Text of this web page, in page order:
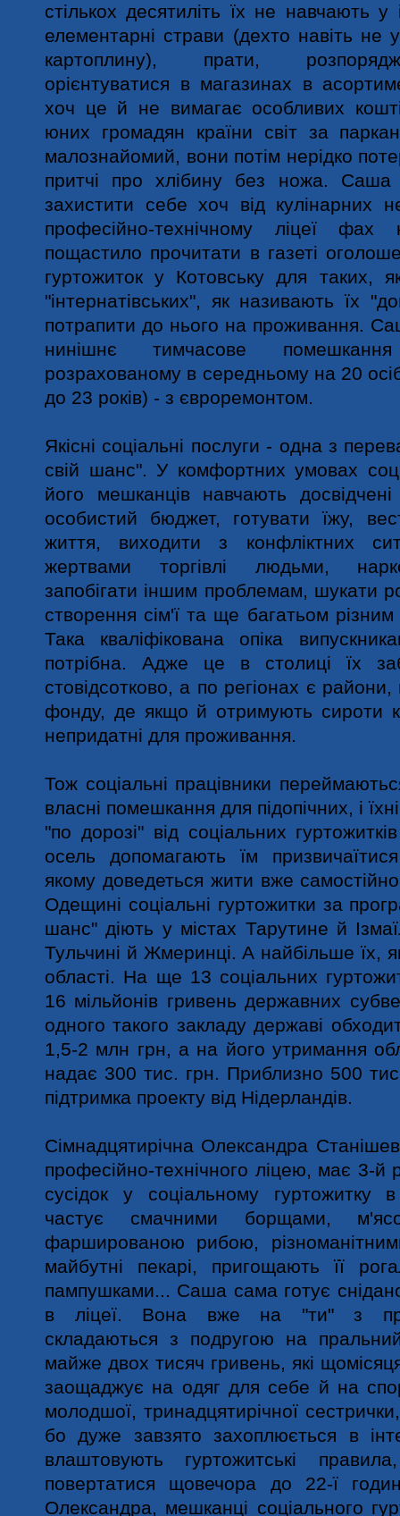
стількох десятиліть їх не навчають у
елементарні страви (дехто навіть не
картоплину), прати,
орієнтуватися в магазинах в
хоч це й не вимагає особливих
юних громадян країни світ за
малознайомий, вони потім нерідко
притчі про хлібину без ножа. Саша
захистити себе хоч від кулінарних
професійно-технічному ліцеї
пощастило прочитати в газеті
гуртожиток у Котовську для таких,
"інтернатівських", як називають їх
потрапити до нього на проживання.
нинішнє тимчасове
розрахованому в середньому на 20
до 23 років) - з євроремонтом.
Якісні соціальні послуги - одна з
свій шанс". У комфортних умовах
його мешканців навчають
особистий бюджет, готувати їжу,
життя, виходити з конфліктних
жертвами торгівлі людьми,
запобігати іншим проблемам, шукати
створення сім'ї та ще багатьом
Така кваліфікована опіка
потрібна. Адже це в столиці їх
стовідсотково, а по регіонах є
фонду, де якщо й отримують сироти
непридатні для проживання.
Тож соціальні працівники
власні помешкання для підопічних, і
"по дорозі" від соціальних
осель допомагають їм
якому доведеться жити вже
Одещині соціальні гуртожитки за
шанс" діють у містах Тарутине й
Тульчині й Жмеринці. А найбільше їх,
області. На ще 13 соціальних
16 мільйонів гривень державних
одного такого закладу державі
1,5-2 млн грн, а на його утримання
надає 300 тис. грн. Приблизно 500
підтримка проекту від Нідерландів.
Сімнадцятирічна Олександра
професійно-технічного ліцею, має 3-й
сусідок у соціальному гуртожитку
частує смачними борщами,
фаршированою рибою,
майбутні пекарі, пригощають її
пампушками... Саша сама готує
в ліцеї. Вона вже на "ти" з
складаються з подругою на
майже двох тисяч гривень, які
заощаджує на одяг для себе й на
молодшої, тринадцятирічної
бо дуже завзято захоплюється в
влаштовують гуртожитські
повертатися щовечора до 22-ї
Олександра, мешканці соціального